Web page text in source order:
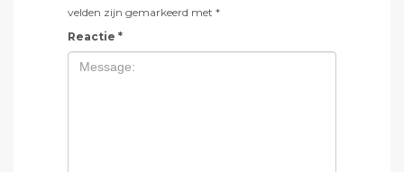
velden zijn gemarkeerd met *
Reactie *